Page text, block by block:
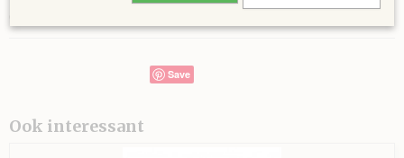
Save
Ook interessant